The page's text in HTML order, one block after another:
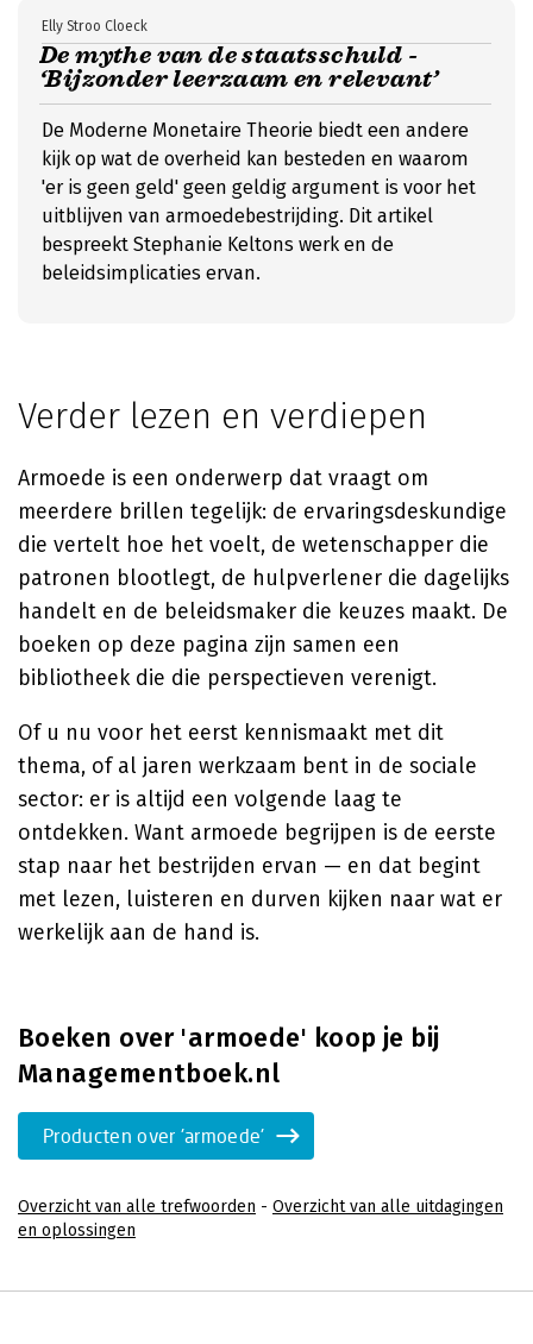
De mythe van de staatsschuld -
‘Bijzonder leerzaam en relevant’
Elly Stroo Cloeck
De Moderne Monetaire Theorie biedt een andere
kijk op wat de overheid kan besteden en waarom
'er is geen geld' geen geldig argument is voor het
uitblijven van armoedebestrijding. Dit artikel
bespreekt Stephanie Keltons werk en de
beleidsimplicaties ervan.
Verder lezen en verdiepen
Armoede is een onderwerp dat vraagt om
meerdere brillen tegelijk: de ervaringsdeskundige
die vertelt hoe het voelt, de wetenschapper die
patronen blootlegt, de hulpverlener die dagelijks
handelt en de beleidsmaker die keuzes maakt. De
boeken op deze pagina zijn samen een
bibliotheek die die perspectieven verenigt.
Of u nu voor het eerst kennismaakt met dit
thema, of al jaren werkzaam bent in de sociale
sector: er is altijd een volgende laag te
ontdekken. Want armoede begrijpen is de eerste
stap naar het bestrijden ervan — en dat begint
met lezen, luisteren en durven kijken naar wat er
werkelijk aan de hand is.
Boeken over 'armoede' koop je bij
Managementboek.nl
Producten over 'armoede'
Overzicht van alle trefwoorden - Overzicht van alle uitdagingen
en oplossingen